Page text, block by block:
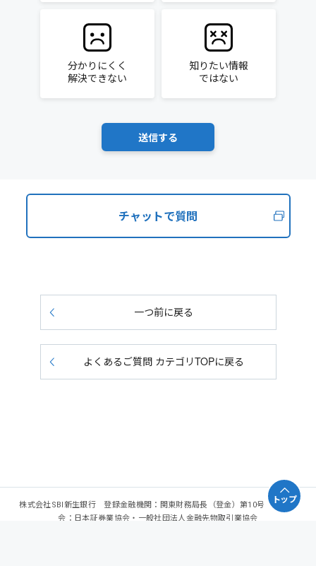
分かりにくく
解決できない
知りたい情報
ではない
チャットで質問
一つ前に戻る
よくあるご質問 カテゴリTOPに戻る
株式会社SBI新生銀行 登録金融機関：関東財務局長（登金）第10号 加入協
会：日本証券業協会・一般社団法人金融先物取引業協会
トップ